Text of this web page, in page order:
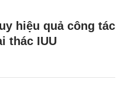
hiệu quả công tác
thác IUU